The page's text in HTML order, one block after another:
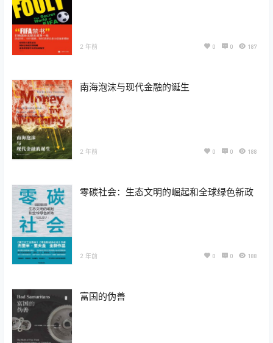
2 年前 0 0 187
南海泡沫与现代金融的诞生
2 年前 0 0 188
零碳社会：生态文明的崛起和全球绿色新政
2 年前 0 0 188
富国的伪善